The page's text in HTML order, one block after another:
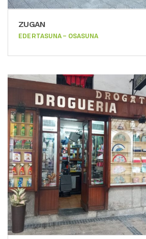
ZUGAN
EDERTASUNA – OSASUNA